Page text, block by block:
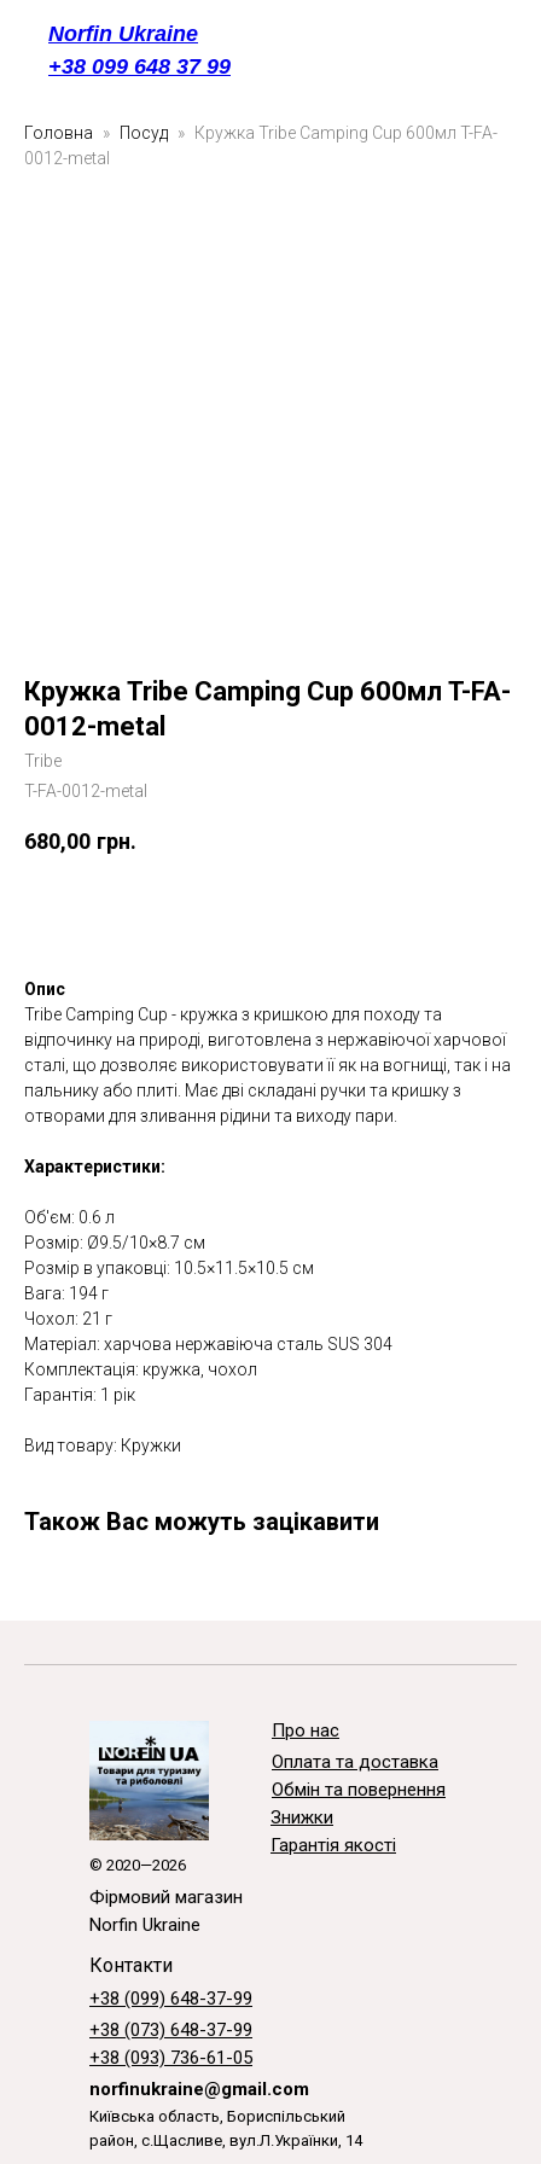
Norfin Ukraine
+38 099 648 37 99
Головна Посуд
Кружка Tribe Camping Cup 600мл T-FA-
0012-metal
Кружка Tribe Camping Cup 600мл T-FA-
0012-metal
Tribe
T-FA-0012-metal
680,00 грн.
Опис
Tribe Camping Cup - кружка з кришкою для походу та
відпочинку на природі, виготовлена з нержавіючої харчової
сталі, що дозволяє використовувати її як на вогнищі, так і на
пальнику або плиті. Має дві складані ручки та кришку з
отворами для зливання рідини та виходу пари.
Характеристики:
Об'єм: 0.6 л
Розмір: Ø9.5/10×8.7 см
Розмір в упаковці: 10.5×11.5×10.5 см
Вага: 194 г
Чохол: 21 г
Матеріал: харчова нержавіюча сталь SUS 304
Комплектація: кружка, чохол
Гарантія: 1 рік
Вид товару: Кружки
Також Вас можуть зацікавити
© 2020—2026
Фірмовий магазин
Norfin Ukraine
Про нас
Оплата та доставка
Обмін та повернення
Знижки
Гарантія якості
Контакти
Київська область, Бориспільський
район, с.Щасливе, вул.Л.Українки, 14
+38 (099) 648-37-99
norfinukraine@gmail.com
+38 (073) 648-37-99
+38 (093) 736-61-05